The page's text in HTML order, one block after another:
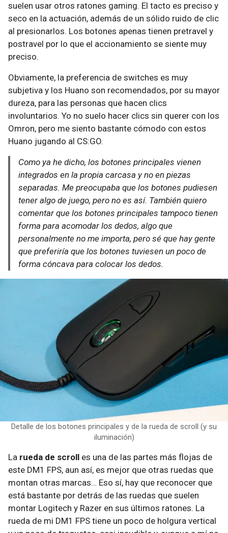
suelen usar otros ratones gaming. El tacto es preciso y
seco en la actuación, además de un sólido ruido de clic
al presionarlos. Los botones apenas tienen pretravel y
postravel por lo que el accionamiento se siente muy
preciso.
Obviamente, la preferencia de switches es muy
subjetiva y los Huano son recomendados, por su mayor
dureza, para las personas que hacen clics
involuntarios. Yo no suelo hacer clics sin querer con los
Omron, pero me siento bastante cómodo con estos
Huano jugando al CS:GO.
Como ya he dicho, los botones principales vienen
integrados en la propia carcasa y no en piezas
separadas. Me preocupaba que los botones pudiesen
tener algo de juego, pero no es así. También quiero
comentar que los botones principales tampoco tienen
forma para acomodar los dedos, algo que
personalmente no me importa, pero sé que hay gente
que preferiría que los botones tuviesen un poco de
forma cóncava para colocar los dedos.
Detalle de los botones principales y de la rueda de scroll (y su
iluminación)
La rueda de scroll es una de las partes más flojas de
este DM1 FPS, aun así, es mejor que otras ruedas que
montan otras marcas… Eso sí, hay que reconocer que
está bastante por detrás de las ruedas que suelen
montar Logitech y Razer en sus últimos ratones. La
rueda de mi DM1 FPS tiene un poco de holgura vertical